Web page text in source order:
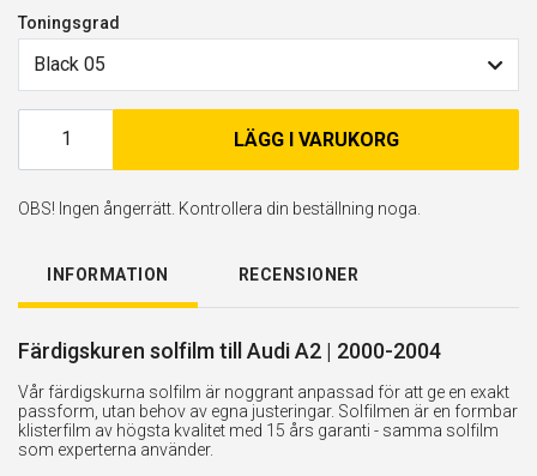
Toningsgrad
Black 05
LÄGG I VARUKORG
OBS! Ingen ångerrätt. Kontrollera din beställning noga.
INFORMATION RECENSIONER
Färdigskuren solfilm till Audi A2 | 2000-2004
Vår färdigskurna solfilm är noggrant anpassad för att ge en exakt
passform, utan behov av egna justeringar. Solfilmen är en formbar
klisterfilm av högsta kvalitet med 15 års garanti - samma solfilm
som experterna använder.